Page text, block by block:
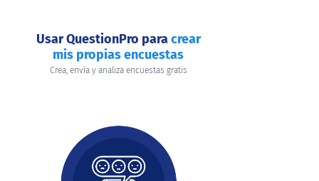
Usar QuestionPro paracrear
mis propias encuestas
Crea, envía y analiza encuestas gratis